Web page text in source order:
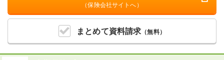
まとめて資料請求 （無料）
（保険会社サイトへ）